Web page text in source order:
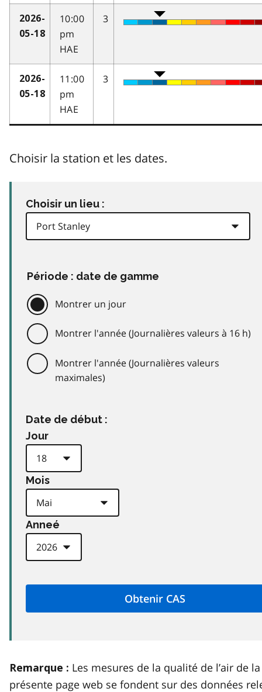
2026-
05-18
10:00
pm
HAE
3
2026-
05-18
11:00
pm
HAE
3
Choisir la station et les dates.
Choisir un lieu :
Période : date de gamme
Montrer un jour
Montrer l'année (Journalières valeurs à 16 h)
Montrer l'année (Journalières valeurs
maximales)
Date de début :
Jour
Mois
Anneé
Remarque : Les mesures de la qualité de l’air de la
présente page web se fondent sur des données